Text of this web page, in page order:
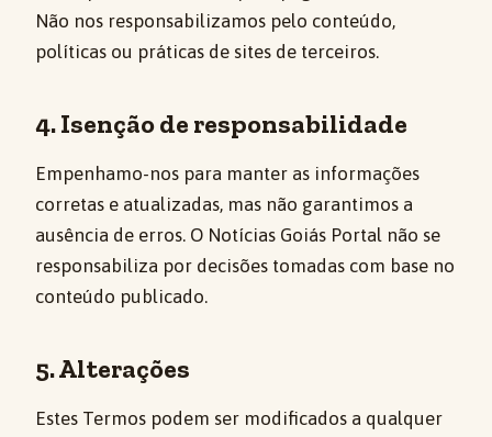
Não nos responsabilizamos pelo conteúdo,
políticas ou práticas de sites de terceiros.
4. Isenção de responsabilidade
Empenhamo-nos para manter as informações
corretas e atualizadas, mas não garantimos a
ausência de erros. O Notícias Goiás Portal não se
responsabiliza por decisões tomadas com base no
conteúdo publicado.
5. Alterações
Estes Termos podem ser modificados a qualquer